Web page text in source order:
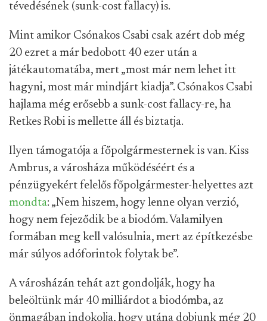
tévedésének (sunk-cost fallacy) is.
Mint amikor Csónakos Csabi csak azért dob még
20 ezret a már bedobott 40 ezer után a
játékautomatába, mert „most már nem lehet itt
hagyni, most már mindjárt kiadja”. Csónakos Csabi
hajlama még erősebb a sunk-cost fallacy-re, ha
Retkes Robi is mellette áll és biztatja.
Ilyen támogatója a főpolgármesternek is van. Kiss
Ambrus, a városháza működéséért és a
pénzügyekért felelős főpolgármester-helyettes azt
mondta: „Nem hiszem, hogy lenne olyan verzió,
hogy nem fejeződik be a biodóm. Valamilyen
formában meg kell valósulnia, mert az építkezésbe
már súlyos adóforintok folytak be”.
A városházán tehát azt gondolják, hogy ha
beleöltünk már 40 milliárdot a biodómba, az
önmagában indokolja, hogy utána dobjunk még 20